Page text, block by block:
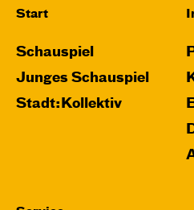
Start
Schauspiel
Junges Schauspiel
Stadt:Kollektiv